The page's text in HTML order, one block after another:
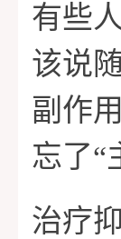
有些
该说
副作
忘了“
治疗